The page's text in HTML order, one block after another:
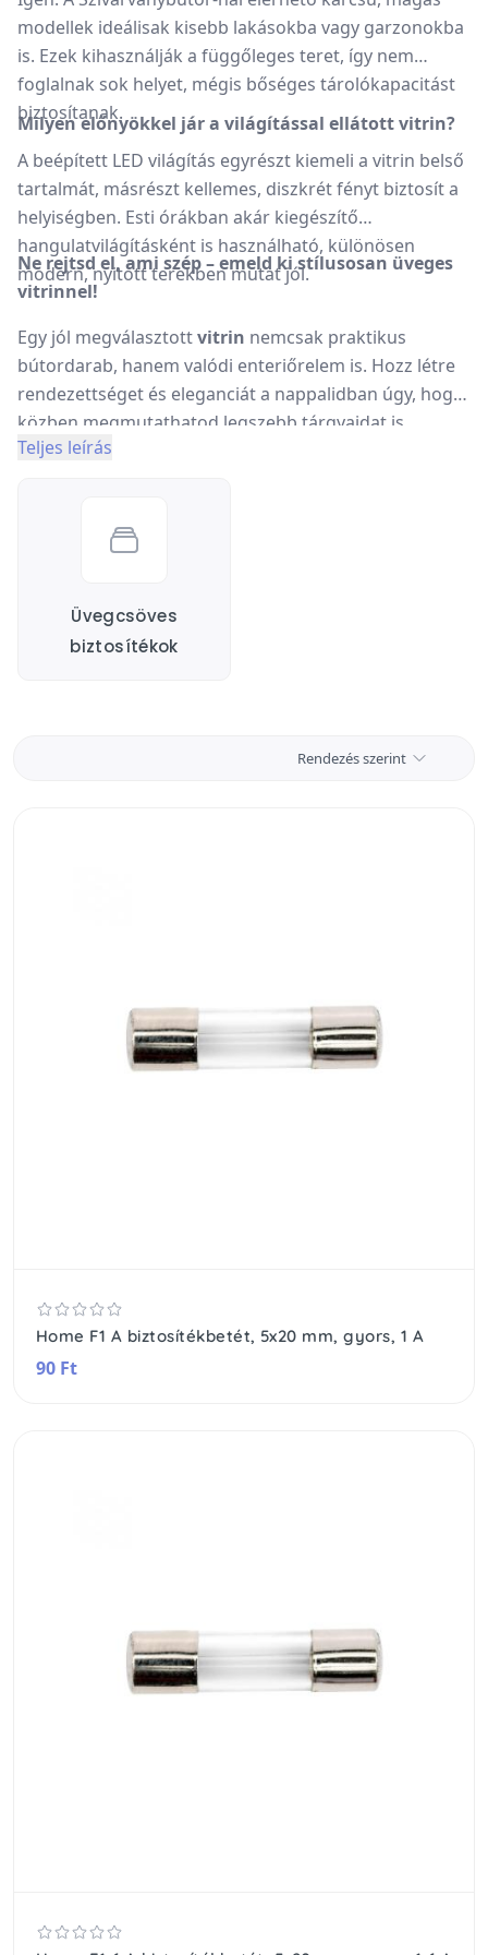
modellek ideálisak kisebb lakásokba vagy garzonokba
is. Ezek kihasználják a függőleges teret, így nem
foglalnak sok helyet, mégis bőséges tárolókapacitást
biztosítanak.
Milyen előnyökkel jár a világítással ellátott vitrin?
A beépített LED világítás egyrészt kiemeli a vitrin belső
tartalmát, másrészt kellemes, diszkrét fényt biztosít a
helyiségben. Esti órákban akár kiegészítő
hangulatvilágításként is használható, különösen
modern, nyitott terekben mutat jól.
Ne rejtsd el, ami szép – emeld ki stílusosan üveges
vitrinnel!
Egy jól megválasztottvitrin nemcsak praktikus
bútordarab, hanem valódi enteriőrelem is. Hozz létre
rendezettséget és eleganciát a nappalidban úgy, hogy
közben megmutathatod legszebb tárgyaidat is.
Böngészd végig a Szivárványbútor széles üveges vitrin
otthonodhoz.
Teljes leírás
Üvegcsöves
biztosítékok
Rendezés szerint
Home F1 A biztosítékbetét, 5x20 mm, gyors, 1 A
90 Ft